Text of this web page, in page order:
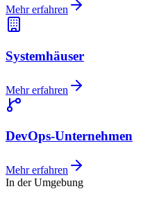
Mehr erfahren
Systemhäuser
Mehr erfahren
DevOps-Unternehmen
Mehr erfahren
In der Umgebung